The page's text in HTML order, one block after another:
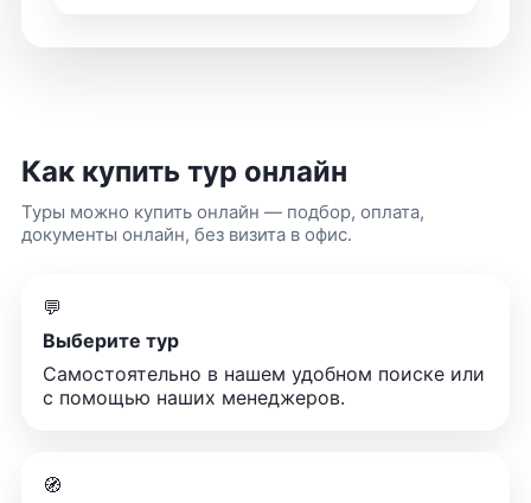
Как купить тур онлайн
Туры можно купить онлайн — подбор, оплата,
документы онлайн, без визита в офис.
💬
Выберите тур
Самостоятельно в нашем удобном поиске или
с помощью наших менеджеров.
🧭